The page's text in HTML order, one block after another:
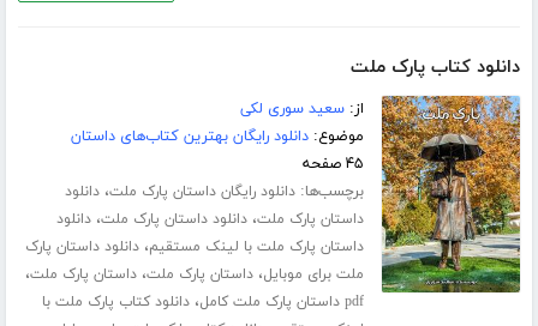
دانلود کتاب پارک ملت
از:سعید سوری لکی
موضوع:دانلود رایگان بهترین کتاب‌های داستان
۴۵ صفحه
برچسب‌ها:دانلود رایگان داستان پارک ملت،دانلود
داستان پارک ملت،دانلود داستان پارک ملت،دانلود
داستان پارک ملت با لینک مستقیم،دانلود داستان پارک
ملت برای موبایل،داستان پارک ملت،داستان پارک ملت،
pdf داستان پارک ملت کامل ،دانلود کتاب پارک ملت با